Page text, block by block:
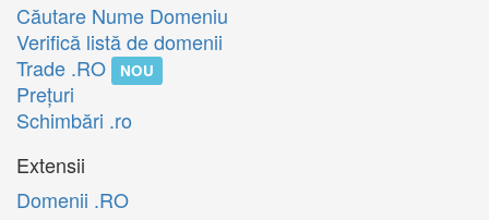
Căutare Nume Domeniu
Verifică listă de domenii
Trade .RO
NOU
Preţuri
Schimbări .ro
Extensii
Domenii .RO